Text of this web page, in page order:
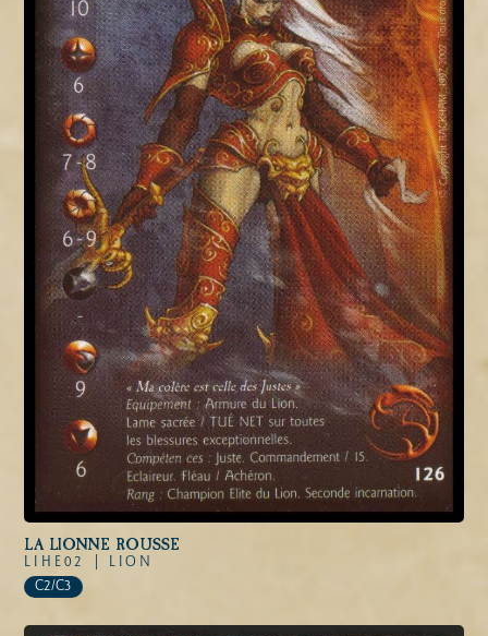
LA LIONNE ROUSSE
LIHE02 |
LION
C2/C3